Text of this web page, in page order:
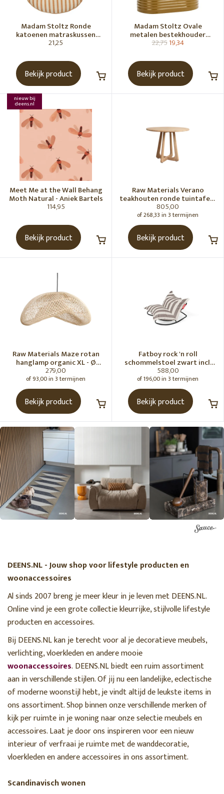
Madam Stoltz Ronde
katoenen matraskussen
Gebroken wit, donkere
21,25
Bekijk product
Madam Stoltz Ovale
metalen bestekhouder
Tapenade
22,7519,34
Bekijk product
nieuw bij
deens.nl
Meet Me at the Wall Behang
Moth Natural - Aniek Bartels
114,95
Bekijk product
Raw Materials Verano
teakhouten ronde tuintafel -
Ø100 cm
805,00
of 268,33 in 3 termijnen
Bekijk product
Raw Materials Maze rotan
hanglamp organic XL - Ø
75x31 cm
279,00
of 93,00 in 3 termijnen
Bekijk product
Fatboy rock 'n roll
schommelstoel zwart incl.
original Outdoor zitzak
Stripe Cacao
588,00
of 196,00 in 3 termijnen
Bekijk product
DEENS.NL - Jouw shop voor lifestyle producten en
woonaccessoires
Al sinds 2007 breng je meer kleur in je leven met DEENS.NL.
Online vind je een grote collectie kleurrijke, stijlvolle lifestyle
producten en accessoires.
Bij DEENS.NL kan je terecht voor al je decoratieve meubels,
verlichting, vloerkleden en andere mooie
woonaccessoires. DEENS.NL biedt een ruim assortiment
aan in verschillende stijlen. Of jij nu een landelijke, eclectische
of moderne woonstijl hebt, je vindt altijd de leukste items in
ons assortiment. Shop binnen onze verschillende merken of
kijk per ruimte in je woning naar onze selectie meubels en
accessoires. Laat je door ons inspireren voor een nieuw
interieur of verfraai je ruimte met de wanddecoratie,
vloerkleden en andere accessoires in ons assortiment.
Scandinavisch wonen